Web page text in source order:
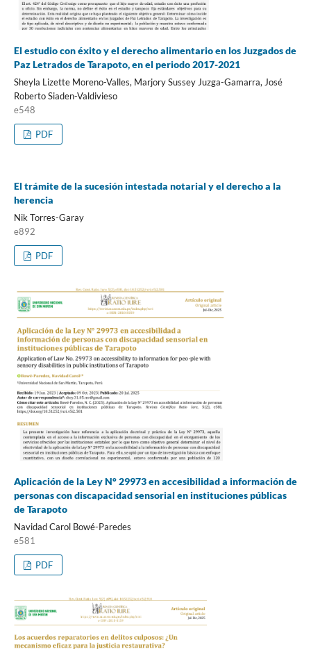
El estudio con éxito y el derecho alimentario en los Juzgados de
Paz Letrados de Tarapoto, en el periodo 2017-2021
Sheyla Lizette Moreno-Valles, Marjory Sussey Juzga-Gamarra, José
Roberto Siaden-Valdivieso
e548
PDF
El trámite de la sucesión intestada notarial y el derecho a la
herencia
Nik Torres-Garay
e892
PDF
Aplicación de la Ley N° 29973 en accesibilidad a información de
personas con discapacidad sensorial en instituciones públicas
de Tarapoto
Navidad Carol Bowé-Paredes
e581
PDF